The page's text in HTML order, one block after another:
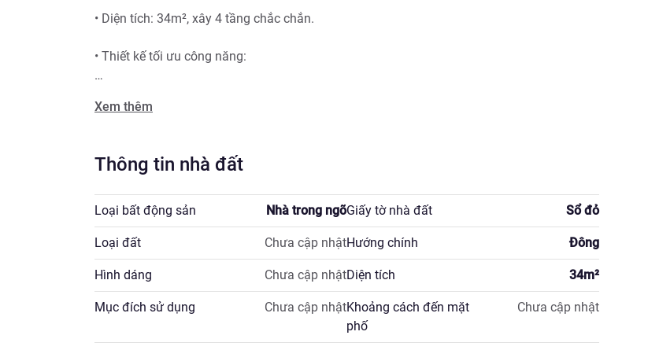
• Diện tích: 34m², xây 4 tầng chắc chắn.
• Thiết kế tối ưu công năng:
• Tầng 3: 1 phòng ngủ.
• Tầng 4: Sân phơi thoáng mát.
• Lợi thế vị trí: Ô tô đỗ cửa, sân chung riêng tư chỉ 2 nhà sử dụng.
• Tiện ích ngập tràn: Gần chợ, trường học, bệnh viện, giao thông thuận lợi.
• Pháp lý minh bạch: Sổ đỏ chính chủ, sẵn sàng giao dịch.
Xem thêm
Thông tin nhà đất
Loại bất động sản Nhà trong ngõGiấy tờ nhà đất Sổ đỏ
Loại đất Chưa cập nhậtHướng chính Đông
Hình dáng Chưa cập nhậtDiện tích 34m²
Mục đích sử dụng Chưa cập nhậtKhoảng cách đến mặt
phố
Chưa cập nhật